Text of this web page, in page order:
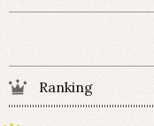
Ranking